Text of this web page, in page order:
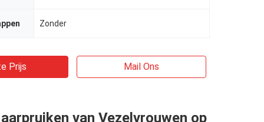
Zonder
Prijs Mail Ons
van Vezelvrouwen op